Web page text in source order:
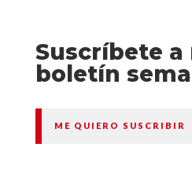
Suscríbete
boletín
ME QUIERO SUSCRIBIR